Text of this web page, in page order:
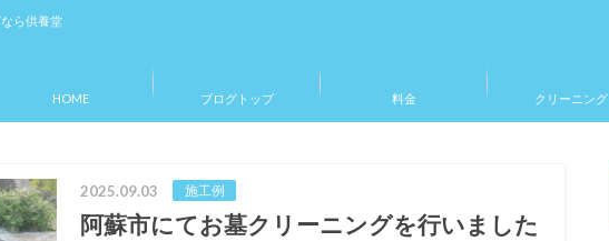
ら供養堂
HOME ブログトップ 料金 クリーニング
2025.09.03 施工例
阿蘇市にてお墓クリーニングを行いました